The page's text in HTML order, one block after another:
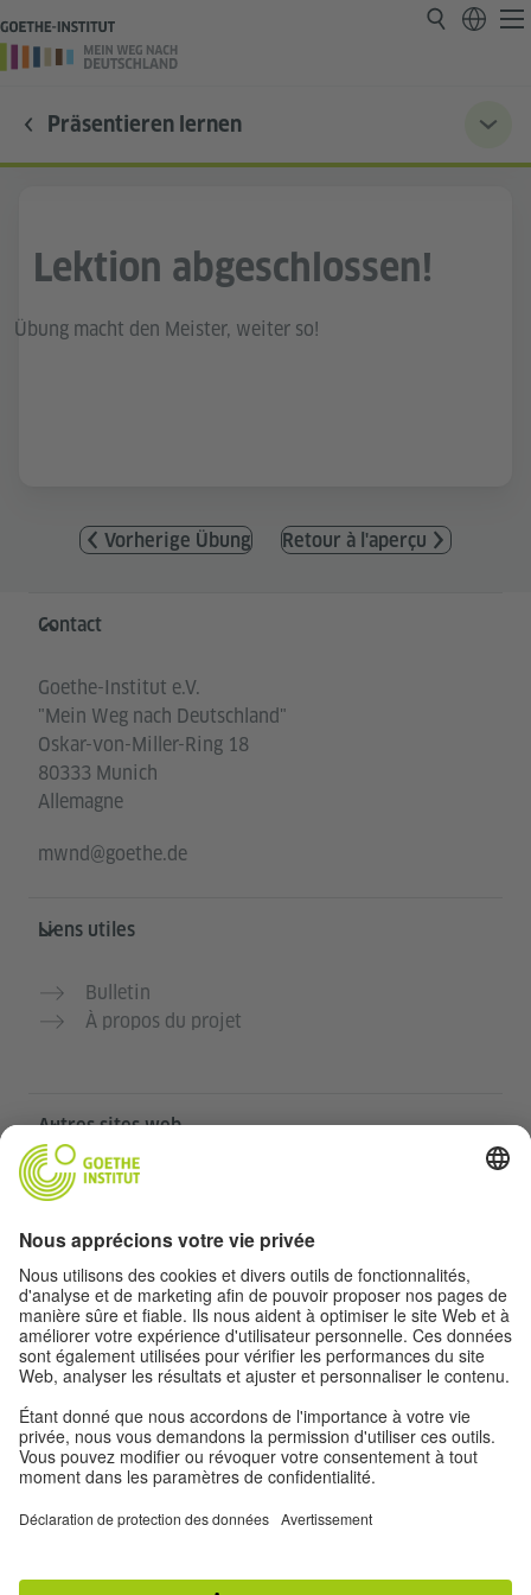
Präsentieren lernen
Lektion abgeschlossen!
Übung macht den Meister, weiter so!
Vorherige Übung Retour à l'aperçu
Service- und Informationsbereich
Contact
Goethe-Institut e.V.
"Mein Weg nach Deutschland"
Oskar-von-Miller-Ring 18
80333 Munich
Allemagne
mwnd@goethe.de
Liens utiles
Bulletin
À propos du projet
Autres sites web
Communauté „Deutsch für dich“
Cours d’allemand de l’Institut Goethe
Portail pour enseignants „Deutschstunde“
Confidentialité et accessibilité
Paramètres de confidentialité
Accessibilité